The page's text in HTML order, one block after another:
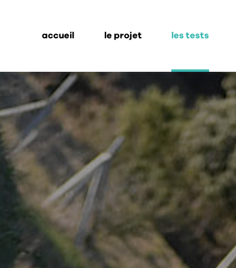
accueil le projet les tests